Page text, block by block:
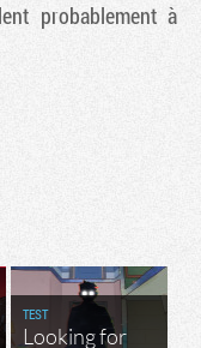
probablement à
TEST
Looking for